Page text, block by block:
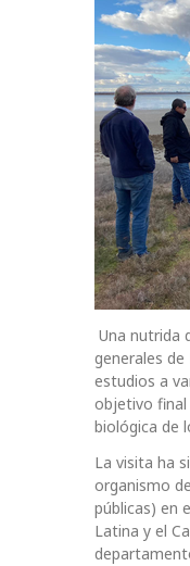
Una nutrida
generales
estudios a
objetivo final
biológica de
La visita ha
organismo
públicas) en
Latina y el